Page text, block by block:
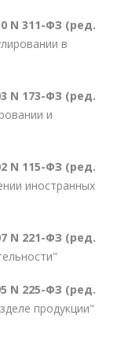
N 311-ФЗ (ред.
в
N 173-ФЗ (ред.
и
N 115-ФЗ (ред.
иностранных
N 221-ФЗ (ред.
N 225-ФЗ (ред.
продукции"